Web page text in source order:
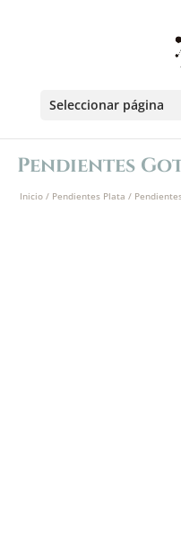
Seleccionar página
Pendientes
Inicio / Pendientes Plata /